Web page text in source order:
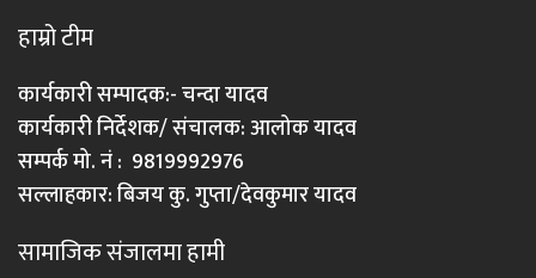
हाम्रो टीम
कार्यकारी सम्पादक:- चन्दा यादव
कार्यकारी निर्देशक/ संचालक: आलोक यादव
सम्पर्क मो. नं : 9819992976
सल्लाहकार: बिजय कु. गुप्ता/देवकुमार यादव
सामाजिक संजालमा हामी